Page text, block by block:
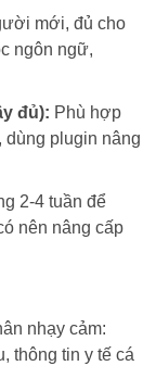
mới, đủ cho
ngôn ngữ,
đủ): Phù hợp
dùng plugin nâng
2-4 tuần để
nên nâng cấp
nhạy cảm:
thông tin y tế cá